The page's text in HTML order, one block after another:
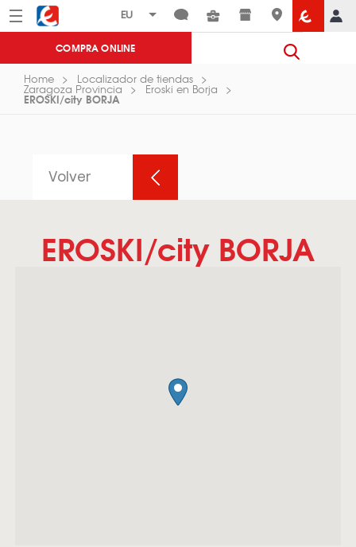
Menú Eroski
COMPRA ONLINE
Home Localizador de tiendas
Zaragoza Provincia Eroski en Borja
EROSKI/city BORJA
Volver
EROSKI/city BORJA